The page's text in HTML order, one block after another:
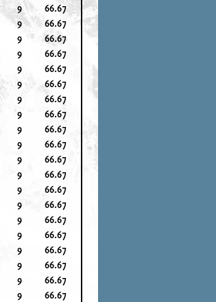
9
66.67
9
66.67
9
66.67
9
66.67
9
66.67
9
66.67
9
66.67
9
66.67
9
66.67
9
66.67
9
66.67
9
66.67
9
66.67
9
66.67
9
66.67
9
66.67
9
66.67
9
66.67
9
66.67
9
66.67